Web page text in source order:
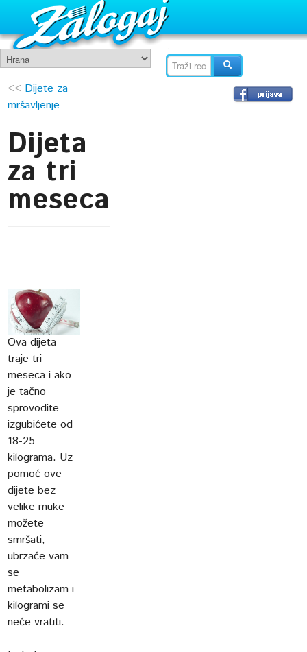
<< Dijete za
mršavljenje
Dijeta
za tri
meseca
Ova dijeta
traje tri
meseca i ako
je tačno
sprovodite
izgubićete od
18-25
kilograma. Uz
pomoć ove
dijete bez
velike muke
možete
smršati,
ubrzaće vam
se
metabolizam i
kilogrami se
neće vratiti.